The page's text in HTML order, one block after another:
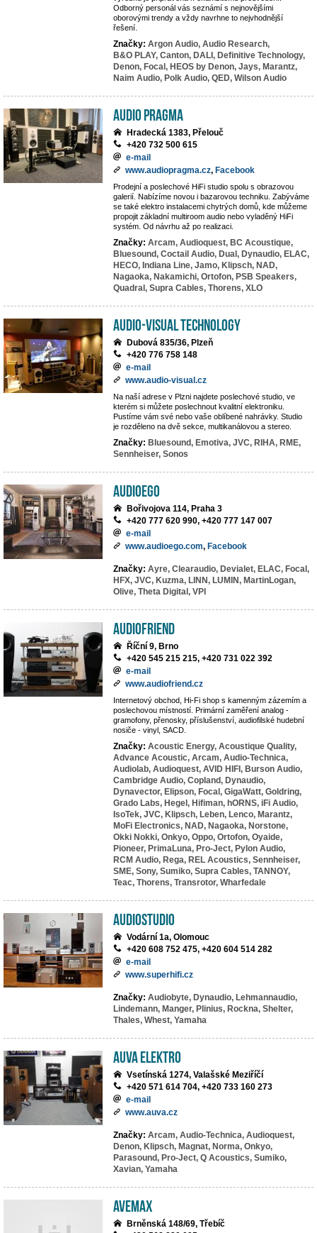
Odborný personál vás seznámí s nejnovějšími
oborovými trendy a vždy navrhne to nejvhodnější
řešení.
Značky: Argon Audio, Audio Research,
B&O PLAY, Canton, DALI, Definitive Technology,
Denon, Focal, HEOS by Denon, Jays, Marantz,
Naim Audio, Polk Audio, QED, Wilson Audio
Audio Pragma
Hradecká 1383, Přelouč
+420 732 500 615
e-mail
www.audiopragma.cz, Facebook
Prodejní a poslechové HiFi studio spolu s obrazovou
galerií. Nabízíme novou i bazarovou techniku. Zabýváme
se také elektro instalacemi chytrých domů, kde můžeme
propojit základní multiroom audio nebo vyladěný HiFi
systém. Od návrhu až po realizaci.
Značky: Arcam, Audioquest, BC Acoustique,
Bluesound, Coctail Audio, Dual, Dynaudio, ELAC,
HECO, Indiana Line, Jamo, Klipsch, NAD,
Nagaoka, Nakamichi, Ortofon, PSB Speakers,
Quadral, Supra Cables, Thorens, XLO
AUDIO-VISUAL TECHNOLOGY
Dubová 835/36, Plzeň
+420 776 758 148
e-mail
www.audio-visual.cz
Na naší adrese v Plzni najdete poslechové studio, ve
kterém si můžete poslechnout kvalitní elektroniku.
Pustíme vám své nebo vaše oblíbené nahrávky. Studio
je rozděleno na dvě sekce, multikanálovou a stereo.
Značky: Bluesound, Emotiva, JVC, RIHA, RME,
Sennheiser, Sonos
AUDIOEGO
Bořivojova 114, Praha 3
+420 777 620 990, +420 777 147 007
e-mail
www.audioego.com, Facebook
Značky: Ayre, Clearaudio, Devialet, ELAC, Focal,
HFX, JVC, Kuzma, LINN, LUMIN, MartinLogan,
Olive, Theta Digital, VPI
Audiofriend
Říční 9, Brno
+420 545 215 215, +420 731 022 392
e-mail
www.audiofriend.cz
Internetový obchod, Hi-Fi shop s kamenným zázemím a
poslechovou místností. Primární zaměření analog -
gramofony, přenosky, příslušenství, audiofilské hudební
nosiče - vinyl, SACD.
Značky: Acoustic Energy, Acoustique Quality,
Advance Acoustic, Arcam, Audio-Technica,
Audiolab, Audioquest, AVID HIFI, Burson Audio,
Cambridge Audio, Copland, Dynaudio,
Dynavector, Elipson, Focal, GigaWatt, Goldring,
Grado Labs, Hegel, Hifiman, hORNS, iFi Audio,
IsoTek, JVC, Klipsch, Leben, Lenco, Marantz,
MoFi Electronics, NAD, Nagaoka, Norstone,
Okki Nokki, Onkyo, Oppo, Ortofon, Oyaide,
Pioneer, PrimaLuna, Pro-Ject, Pylon Audio,
RCM Audio, Rega, REL Acoustics, Sennheiser,
SME, Sony, Sumiko, Supra Cables, TANNOY,
Teac, Thorens, Transrotor, Wharfedale
AudioStudio
Vodární 1a, Olomouc
+420 608 752 475, +420 604 514 282
e-mail
www.superhifi.cz
Značky: Audiobyte, Dynaudio, Lehmannaudio,
Lindemann, Manger, Plinius, Rockna, Shelter,
Thales, Whest, Yamaha
AuVa elektro
Vsetínská 1274, Valašské Meziříčí
+420 571 614 704, +420 733 160 273
e-mail
www.auva.cz
Značky: Arcam, Audio-Technica, Audioquest,
Denon, Klipsch, Magnat, Norma, Onkyo,
Parasound, Pro-Ject, Q Acoustics, Sumiko,
Xavian, Yamaha
AVEMAX
Brněnská 148/69, Třebíč